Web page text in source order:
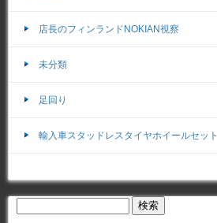
店長のフィンランドNOKIAN視察
未分類
足回り
輸入車スタッドレスタイヤホイールセット